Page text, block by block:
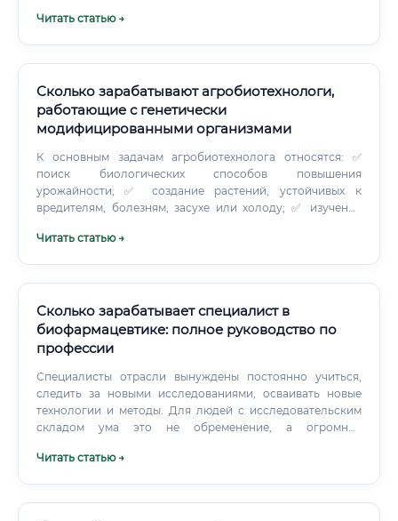
может развиваться по двум основным траекториям:
Читать статью →
Сколько зарабатывают агробиотехнологи,
работающие с генетически
модифицированными организмами
К основным задачам агробиотехнолога относятся: ✅
поиск биологических способов повышения
урожайности; ✅ создание растений, устойчивых к
вредителям, болезням, засухе или холоду; ✅ изучение
✅ разработка биологических удобрений и средств
испытаний; ✅ подготовка технической и научной
документации. Работа может проходить в университете,
научном институте, селекционном центре, агрохолдинге,
биотехнологической компании или лаборатории
контроля качества. Другие проводят значительную часть
времени в теплицах, на опытных полях и
производственных объектах.
Читать статью →
Сколько зарабатывает специалист в
биофармацевтике: полное руководство по
профессии
Специалисты отрасли вынуждены постоянно учиться,
следить за новыми исследованиями, осваивать новые
технологии и методы. Для людей с исследовательским
складом ума это не обременение, а огромное
профессиональным выгоранием от однообразия.
Читать статью →